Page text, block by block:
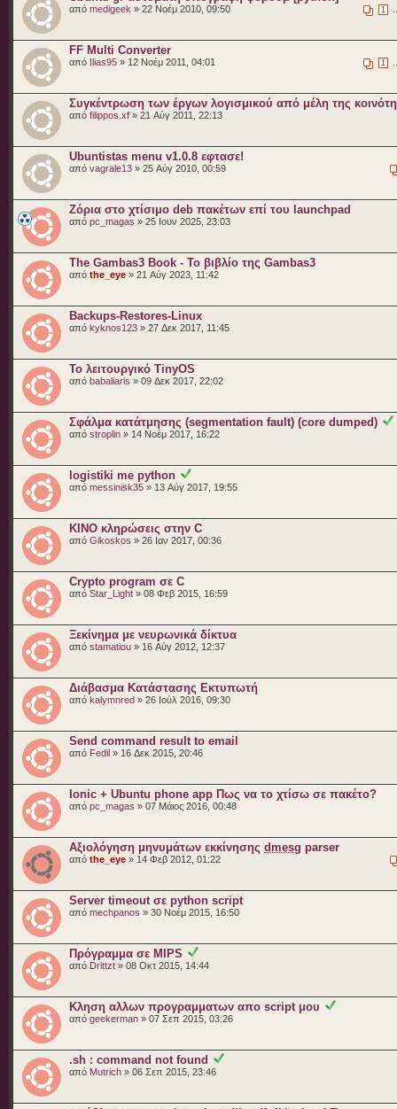
1
από medigeek » 22 Νοέμ 2010, 09:50
FF Multi Converter
1
από Ilias95 » 12 Νοέμ 2011, 04:01
Συγκέντρωση των έργων λογισμικού από μέλη της
από filippos.xf » 21 Αύγ 2011, 22:13
Ubuntistas menu v1.0.8 εφτασε!
από vagrale13 » 25 Αύγ 2010, 00:59
Ζόρια στο χτίσιμο deb πακέτων επί του launchpad
από pc_magas » 25 Ιουν 2025, 23:03
The Gambas3 Book - Το βιβλίο της Gambas3
από the_eye » 21 Αύγ 2023, 11:42
Backups-Restores-Linux
από kyknos123 » 27 Δεκ 2017, 11:45
Το λειτουργικό TinyOS
από babaliaris » 09 Δεκ 2017, 22:02
Σφάλμα κατάτμησης (segmentation fault) (core dumped)
από stroplin » 14 Νοέμ 2017, 16:22
logistiki me python
από messinisk35 » 13 Αύγ 2017, 19:55
KINO κληρώσεις στην C
από Gikoskos » 26 Ιαν 2017, 00:36
Crypto program σε C
από Star_Light » 08 Φεβ 2015, 16:59
Ξεκίνημα με νευρωνικά δίκτυα
από stamatiou » 16 Αύγ 2012, 12:37
Διάβασμα Κατάστασης Εκτυπωτή
από kalymnred » 26 Ιούλ 2016, 09:30
Send command result to email
από Fedil » 16 Δεκ 2015, 20:46
Ionic + Ubuntu phone app Πως να το χτίσω σε πακέτο?
από pc_magas » 07 Μάιος 2016, 00:48
Αξιολόγηση μηνυμάτων εκκίνησης dmesg parser
από the_eye » 14 Φεβ 2012, 01:22
Server timeout σε python script
από mechpanos » 30 Νοέμ 2015, 16:50
Πρόγραμμα σε MIPS
από Drittzt » 08 Οκτ 2015, 14:44
Κληση αλλων προγραμματων απο script μου
από geekerman » 07 Σεπ 2015, 03:26
.sh : command not found
από Mutrich » 06 Σεπ 2015, 23:46